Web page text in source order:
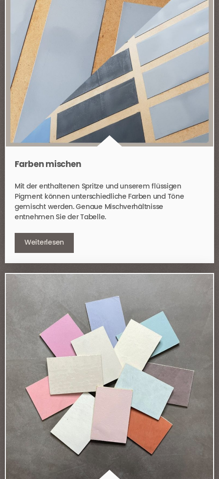
Farben mischen
Mit der enthaltenen Spritze und unserem flüssigen
Pigment können unterschiedliche Farben und Töne
gemischt werden. Genaue Mischverhältnisse
entnehmen Sie der Tabelle.
Weiterlesen